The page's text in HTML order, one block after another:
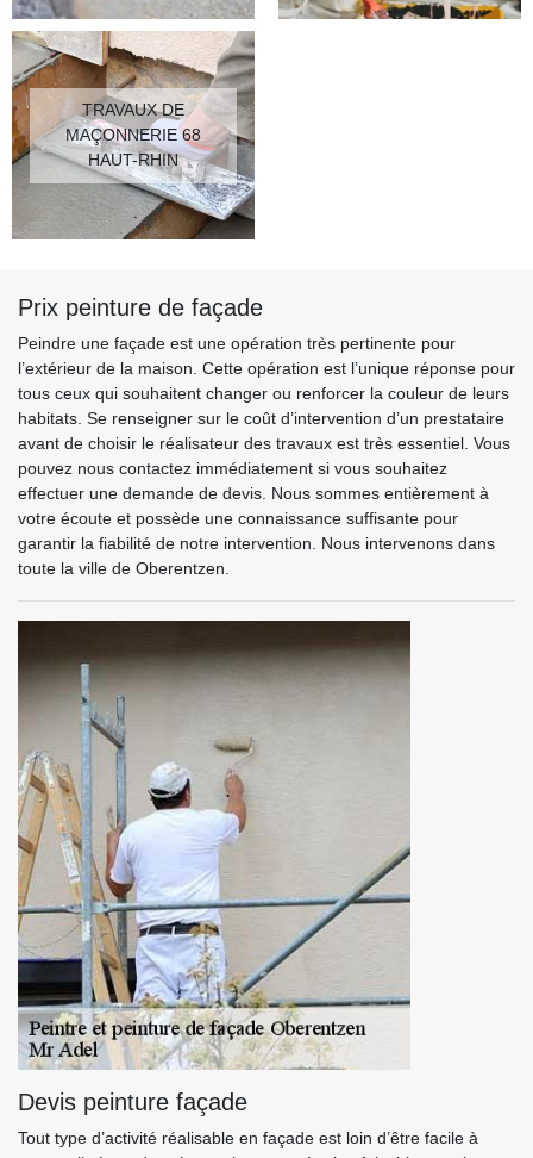
TRAVAUX DE
MAÇONNERIE 68
HAUT-RHIN
Prix peinture de façade
Peindre une façade est une opération très pertinente pour
l’extérieur de la maison. Cette opération est l’unique réponse pour
tous ceux qui souhaitent changer ou renforcer la couleur de leurs
habitats. Se renseigner sur le coût d’intervention d’un prestataire
avant de choisir le réalisateur des travaux est très essentiel. Vous
pouvez nous contactez immédiatement si vous souhaitez
effectuer une demande de devis. Nous sommes entièrement à
votre écoute et possède une connaissance suffisante pour
garantir la fiabilité de notre intervention. Nous intervenons dans
toute la ville de Oberentzen.
Devis peinture façade
Tout type d’activité réalisable en façade est loin d’être facile à